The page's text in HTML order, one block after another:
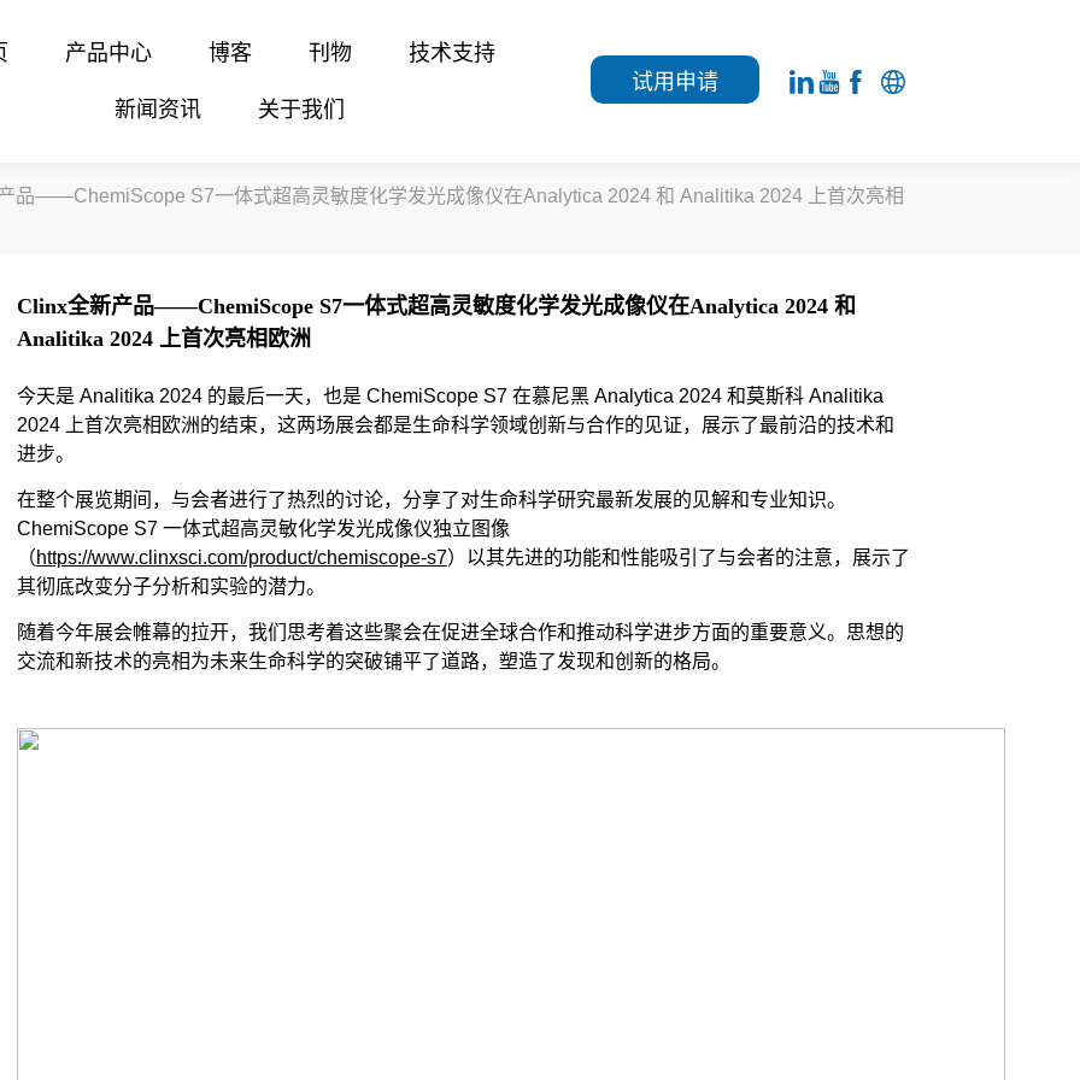
产品中心 博客 刊物 技术支持
新闻资讯 关于我们
试用申请
品——ChemiScope S7一体式超高灵敏度化学发光成像仪在Analytica 2024 和 Analitika 2024 上首次亮相
Clinx全新产品——ChemiScope S7一体式超高灵敏度化学发光成像仪在Analytica 2024 和
Analitika 2024 上首次亮相欧洲